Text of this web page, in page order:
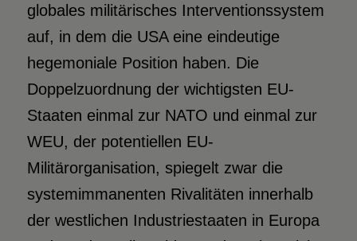
globales militärisches Interventionssystem
auf, in dem die USA eine eindeutige
hegemoniale Position haben. Die
Doppelzuordnung der wichtigsten EU-
Staaten einmal zur NATO und einmal zur
WEU, der potentiellen EU-
Militärorganisation, spiegelt zwar die
systemimmanenten Rivalitäten innerhalb
der westlichen Industriestaaten in Europa